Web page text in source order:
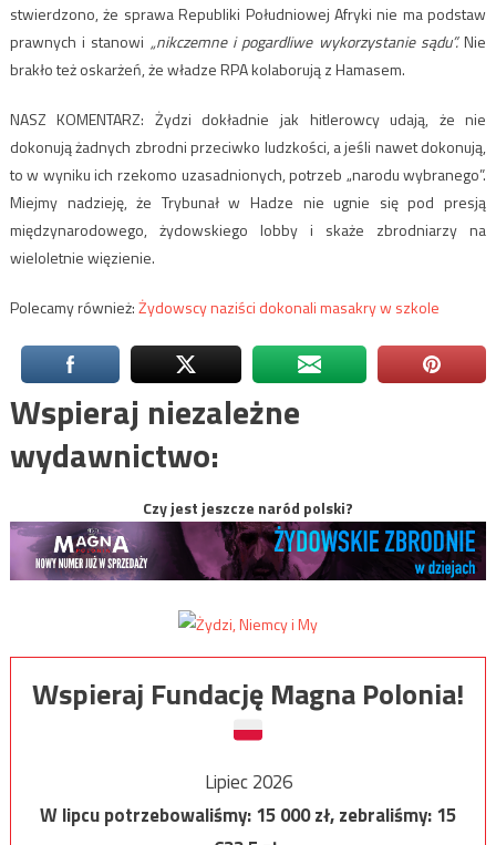
stwierdzono, że sprawa Republiki Południowej Afryki nie ma podstaw
prawnych i stanowi „nikczemne i pogardliwe wykorzystanie sądu”.Nie
brakło też oskarżeń, że władze RPA kolaborują z Hamasem.
NASZ KOMENTARZ: Żydzi dokładnie jak hitlerowcy udają, że nie
dokonują żadnych zbrodni przeciwko ludzkości, a jeśli nawet dokonują,
to w wyniku ich rzekomo uzasadnionych, potrzeb „narodu wybranego”.
Miejmy nadzieję, że Trybunał w Hadze nie ugnie się pod presją
międzynarodowego, żydowskiego lobby i skaże zbrodniarzy na
wieloletnie więzienie.
Polecamy również:Żydowscy naziści dokonali masakry w szkole
Wspieraj niezależne
wydawnictwo:
Czy jest jeszcze naród polski?
Wspieraj Fundację Magna Polonia!
Lipiec 2026
W lipcu potrzebowaliśmy:15 000zł, zebraliśmy:15